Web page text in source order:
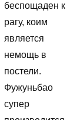
беспощаден к
рагу, коим
является
немощь в
постели.
Фужуньбао
супер